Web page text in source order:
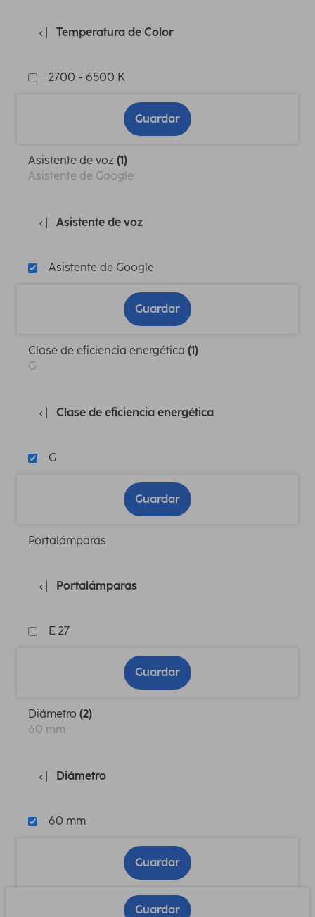
Temperatura de Color
2700 - 6500 K
Guardar
Asistente de voz (1)
Asistente de Google
Asistente de voz
Asistente de Google
Guardar
Clase de eficiencia energética (1)
G
Clase de eficiencia energética
G
Guardar
Portalámparas
Portalámparas
E 27
Guardar
Diámetro (2)
60 mm
Diámetro
60 mm
Guardar
Guardar